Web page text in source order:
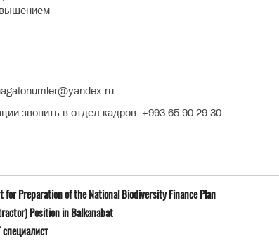
звонить в отдел кадров: +993 65 90 29 30
Preparation of the National Biodiversity Finance Plan
Position in Balkanabat